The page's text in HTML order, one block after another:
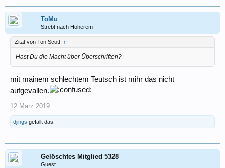
ToMu
Strebt nach Höherem
Zitat von Ton Scott: ↑
Hast Du die Macht über Überschriften?
mit mainem schlechtem Teutsch ist mihr das nicht
aufgevallen.
12.März.2019
djings gefällt das.
Gelöschtes Mitglied 5328
Guest